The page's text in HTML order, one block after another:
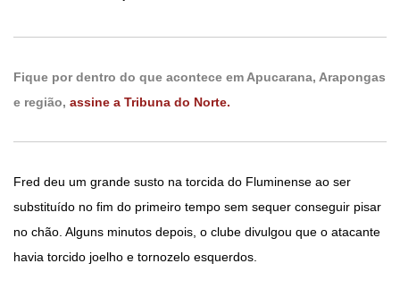
Fique por dentro do que acontece em Apucarana, Arapongas
e região, assine a Tribuna do Norte.
Fred deu um grande susto na torcida do Fluminense ao ser
substituído no fim do primeiro tempo sem sequer conseguir pisar
no chão. Alguns minutos depois, o clube divulgou que o atacante
havia torcido joelho e tornozelo esquerdos.